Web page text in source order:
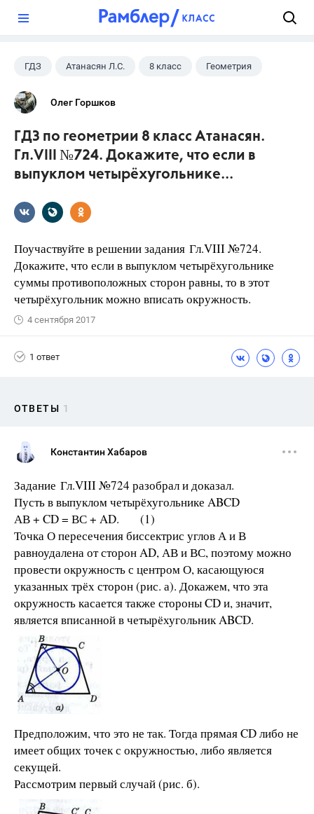
ГДЗ Атанасян Л.С. 8 класс Геометрия
Олег Горшков
ГДЗ по геометрии 8 класс Атанасян.
Гл.VIII №724. Докажите, что если в
выпуклом четырёхугольнике...
Поучаствуйте в решении задания Гл.VIII №724.
Докажите, что если в выпуклом четырёхугольнике
суммы противоположных сторон равны, то в этот
четырёхугольник можно вписать окружность.
4 сентября 2017
1 ответ
ОТВЕТЫ 1
Константин Хабаров
Задание Гл.VIII №724 разобрал и доказал.
Пусть в выпуклом четырёхугольнике ABCD
АВ + CD = ВС + AD. (1)
Точка О пересечения биссектрис углов А и В
равноудалена от сторон AD, АВ и ВС, поэтому можно
провести окружность с центром О, касающуюся
указанных трёх сторон (рис. а). Докажем, что эта
окружность касается также стороны CD и, значит,
является вписанной в четырёхугольник ABCD.
Предположим, что это не так. Тогда прямая CD либо не
имеет общих точек с окружностью, либо является
секущей.
Рассмотрим первый случай (рис. б).